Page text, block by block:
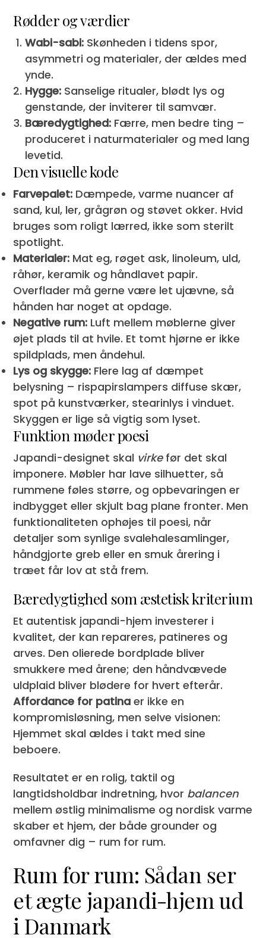
Rødder og værdier
Wabi-sabi: Skønheden i tidens spor,
asymmetri og materialer, der ældes med
ynde.
Hygge: Sanselige ritualer, blødt lys og
genstande, der inviterer til samvær.
Bæredygtighed: Færre, men bedre ting –
produceret i naturmaterialer og med lang
levetid.
Den visuelle kode
Farvepalet: Dæmpede, varme nuancer af
sand, kul, ler, grågrøn og støvet okker. Hvid
bruges som roligt lærred, ikke som sterilt
spotlight.
Materialer: Mat eg, røget ask, linoleum, uld,
råhør, keramik og håndlavet papir.
Overflader må gerne være let ujævne, så
hånden har noget at opdage.
Negative rum: Luft mellem møblerne giver
øjet plads til at hvile. Et tomt hjørne er ikke
spildplads, men åndehul.
Lys og skygge: Flere lag af dæmpet
belysning – rispapirslampers diffuse skær,
spot på kunstværker, stearinlys i vinduet.
Skyggen er lige så vigtig som lyset.
Funktion møder poesi
Japandi-designet skal virkefør det skal
imponere. Møbler har lave silhuetter, så
rummene føles større, og opbevaringen er
indbygget eller skjult bag plane fronter. Men
funktionaliteten ophøjes til poesi, når
detaljer som synlige svalehalesamlinger,
håndgjorte greb eller en smuk årering i
træet får lov at stå frem.
Bæredygtighed som æstetisk kriterium
Et autentisk japandi-hjem investerer i
kvalitet, der kan repareres, patineres og
arves. Den olierede bordplade bliver
smukkere med årene; den håndvævede
uldplaid bliver blødere for hvert efterår.
Affordance for patina er ikke en
kompromis­løsning, men selve visionen:
Hjemmet skal ældes i takt med sine
beboere.
Resultatet er en rolig, taktil og
langtidsholdbar indretning, hvor balancen
mellem østlig minimalisme og nordisk varme
skaber et hjem, der både grounder og
omfavner dig – rum for rum.
Rum for rum: Sådan ser
et ægte japandi-hjem ud
i Danmark